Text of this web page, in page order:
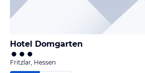
Hotel Domgarten
Fritzlar, Hessen